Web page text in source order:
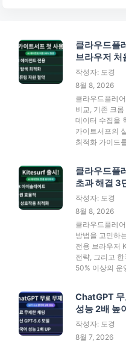
클라우드플
브라우저 처
작성자: 도경
8월 8, 2026
클라우드플레
비교, 기존 크
데이터 수집을
카이트서프의
최적화 가이드
클라우드플
초과 해결 3
작성자: 도경
8월 8, 2026
클라우드플레
방법을 고민하
전용 브라우저
전략, 그리고
50% 이상의 운
ChatGPT
성능 2배 높
작성자: 도경
8월 7, 2026